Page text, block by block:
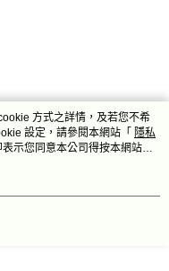
方式之詳情，及若您不希
設定，請參閱本網站「 隱私
示您同意本公司得按本網站使